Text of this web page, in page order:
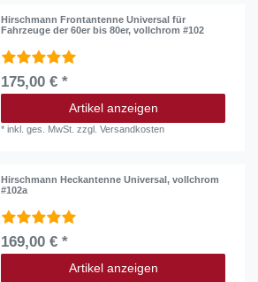
Hirschmann Frontantenne Universal für
Fahrzeuge der 60er bis 80er, vollchrom #102
175,00 € *
Artikel anzeigen
*inkl. ges. MwSt. zzgl.Versandkosten
Hirschmann Heckantenne Universal, vollchrom
#102a
169,00 € *
Artikel anzeigen